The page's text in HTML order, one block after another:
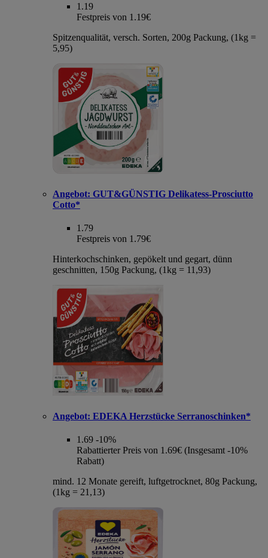
1.19
Festpreis von 1.19€
Spitzenqualität, versch. Sorten, 200g Packung, (1kg =
5,95)
Angebot: GUT&GÜNSTIG Delikatess-Prosciutto
Cotto*
1.79
Festpreis von 1.79€
Hinterkochschinken, gepökelt und gegart, dünn
geschnitten, 150g Packung, (1kg = 11,93)
Angebot: EDEKA Herzstücke Serranoschinken*
1.69 -10%
Rabattierter Preis von 1.69€ (Insgesamt -10%
Rabatt)
mind. 12 Monate gereift, luftgetrocknet, 80g Packung,
(1kg = 21,13)